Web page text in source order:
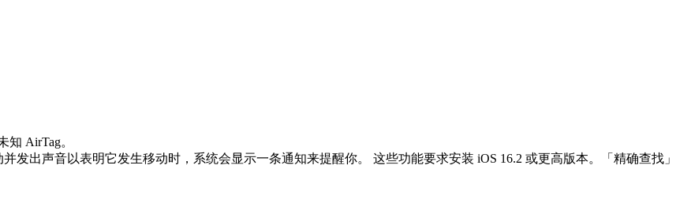
AirTag。
发出声音以表明它发生移动时，系统会显示一条通知来提醒你。 这些功能要求安装 iOS 16.2 或更高版本。「精确查找」